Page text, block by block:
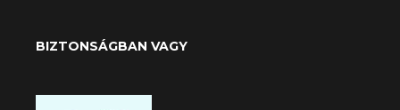
BIZTONSÁGBAN VAGY